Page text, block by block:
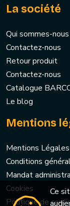
La société
Qui sommes-nous
Contactez-nous
Retour produit
Contactez-nous
Catalogue
Le blog
Mentions
Mentions Légales
Conditions
Mandat
Cookies
Politique de
Ce